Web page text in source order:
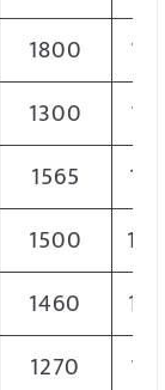
1800
1300
1565
1500
1460
1270